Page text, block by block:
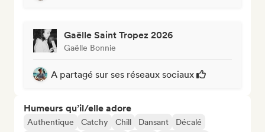
Gaëlle Saint Tropez 2026
Gaëlle Bonnie
A partagé sur ses réseaux sociaux
Humeurs qu’il/elle adore
Authentique Catchy Chill Dansant
Décalé